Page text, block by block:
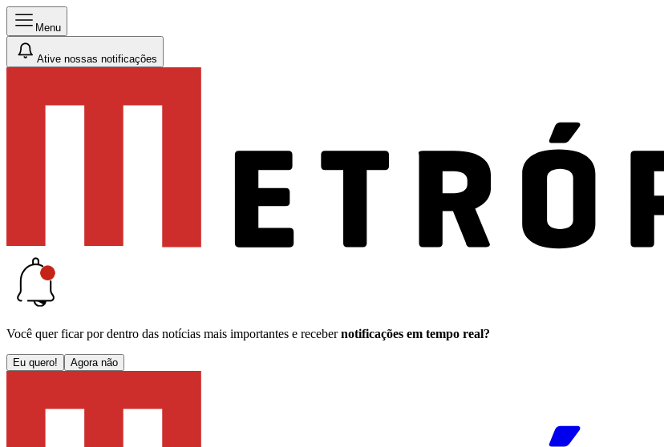
Menu
Ative nossas notificações
Você quer ficar por dentro das notícias mais importantes e receber notificações em tempo real?
Eu quero! Agora não